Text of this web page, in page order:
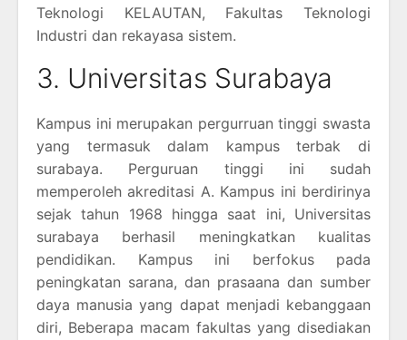
Teknologi KELAUTAN, Fakultas Teknologi
Industri dan rekayasa sistem.
3. Universitas Surabaya
Kampus ini merupakan pergurruan tinggi swasta
yang termasuk dalam kampus terbak di
surabaya. Perguruan tinggi ini sudah
memperoleh akreditasi A. Kampus ini berdirinya
sejak tahun 1968 hingga saat ini, Universitas
surabaya berhasil meningkatkan kualitas
pendidikan. Kampus ini berfokus pada
peningkatan sarana, dan prasaana dan sumber
daya manusia yang dapat menjadi kebanggaan
diri, Beberapa macam fakultas yang disediakan